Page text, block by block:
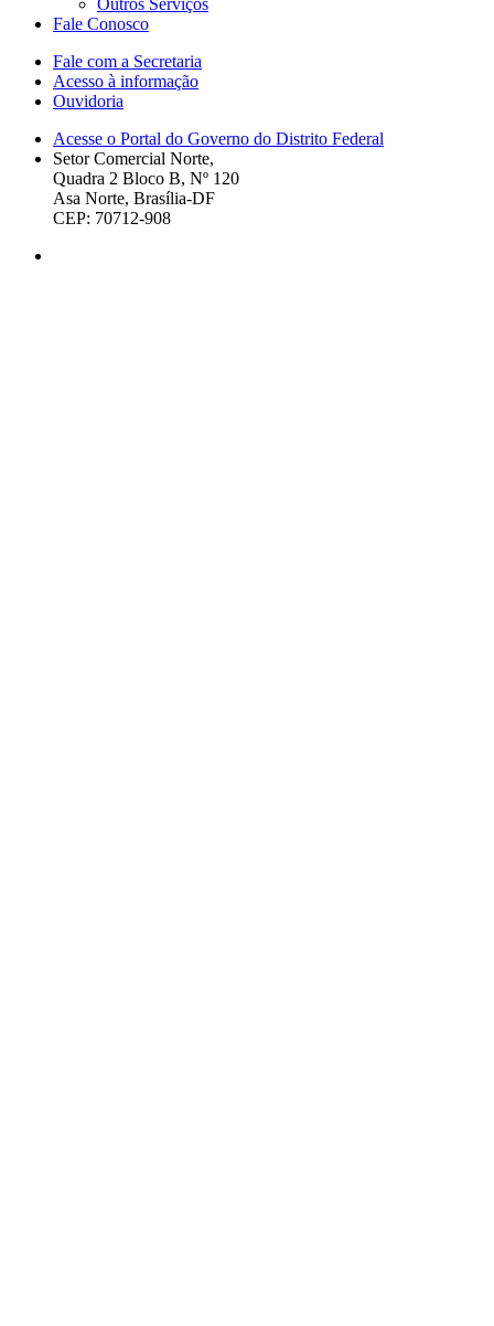
Outros Serviços
Fale Conosco
Fale com a Secretaria
Acesso à informação
Ouvidoria
Acesse o Portal do Governo do Distrito Federal
Setor Comercial Norte,
Quadra 2 Bloco B, Nº 120
Asa Norte, Brasília-DF
CEP: 70712-908